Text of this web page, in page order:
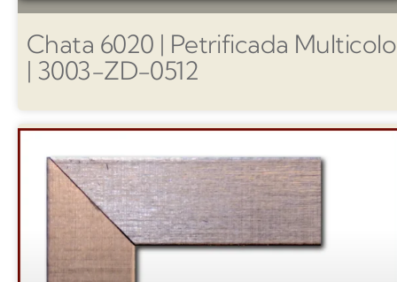
Chata 6020 | Petrificada
| 3003-ZD-0512